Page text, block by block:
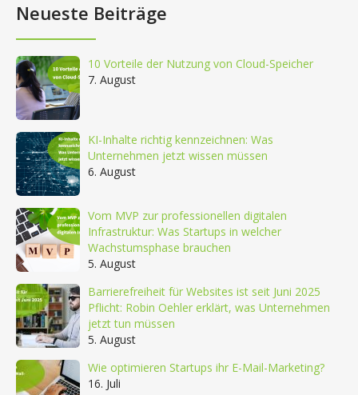
Neueste Beiträge
10 Vorteile der Nutzung von Cloud-Speicher
7. August
KI-Inhalte richtig kennzeichnen: Was
Unternehmen jetzt wissen müssen
6. August
Vom MVP zur professionellen digitalen
Infrastruktur: Was Startups in welcher
Wachstumsphase brauchen
5. August
Barrierefreiheit für Websites ist seit Juni 2025
Pflicht: Robin Oehler erklärt, was Unternehmen
jetzt tun müssen
5. August
Wie optimieren Startups ihr E-Mail-Marketing?
16. Juli